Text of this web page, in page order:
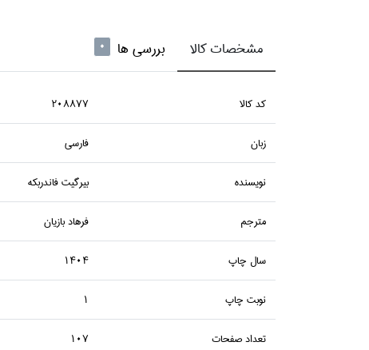
مشخصات کالا بررسی ها 0
كد كالا 208877
زبان فارسي
نويسنده بيرگيت فاندربكه
مترجم فرهاد بازيان
سال چاپ 1404
نوبت چاپ 1
تعداد صفحات 107